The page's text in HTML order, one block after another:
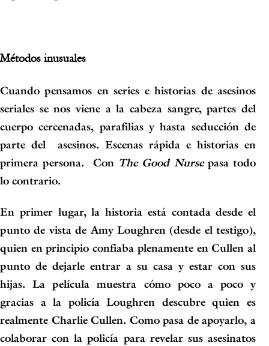
Métodos inusuales
Cuando pensamos en series e historias de asesinos
seriales se nos viene a la cabeza sangre, partes del
cuerpo cercenadas, parafilias y hasta seducción de
parte del asesinos. Escenas rápida e historias en
primera persona. Con The Good Nursepasa todo
lo contrario.
En primer lugar, la historia está contadadesde el
punto de vista de Amy Loughren (desde el testigo),
quien en principio confiaba plenamente en Cullen al
punto de dejarle entrar a su casa y estar con sus
hijas. La película muestra cómo poco a poco y
gracias a la policía Loughren descubre quien es
realmente Charlie Cullen. Como pasa de apoyarlo, a
colaborar con la policía para revelar sus asesinatos